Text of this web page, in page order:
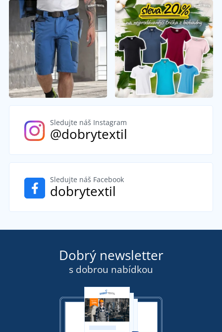
Sledujte náš Instagram
@dobrytextil
Sledujte náš Facebook
dobrytextil
Dobrý newsletter
s dobrou nabídkou